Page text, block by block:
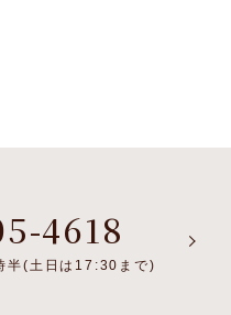
4618
半(土日は17:30まで)